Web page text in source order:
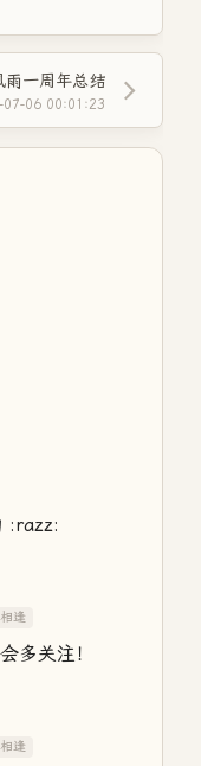
雨一周年总结
07-06 00:01:23
:razz:
逢
多关注！
逢